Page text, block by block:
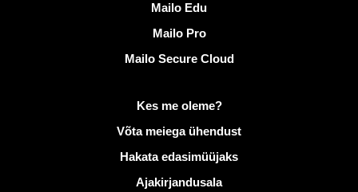
Mailo Edu
Mailo Pro
Mailo Secure Cloud
Kes me oleme?
Võta meiega ühendust
Hakata edasimüüjaks
Ajakirjandusala